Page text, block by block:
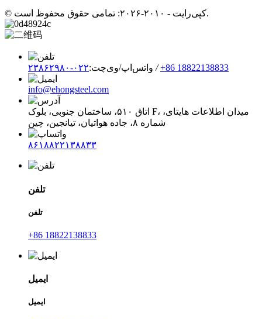
© کپی‌رایت - ۲۰۱۰-۲۰۲۶: تمامی حقوق محفوظ است.
واتس‌اپ/وی‌چت:۰۲۲-۲۳۸۶۲۹۸۰ / ‎+86 18822138833‎
info@ehongsteel.com
اتاق ۵۱۰، ساختمان جنوبی، بلوک F، میدان اطلاعات هایتای،
شماره ۸، جاده هواتیان، تیانجین، چین
۸۶۱۸۸۲۲۱۳۸۸۳۳
تلفن
تلفن
‎+86 18822138833‎
ایمیل
ایمیل